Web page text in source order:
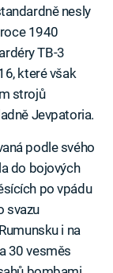
nesly
1940
TB-3
které však
strojů
Jevpatoria.
podle svého
do bojových
po vpádu
svazu
i na
30 vesměs